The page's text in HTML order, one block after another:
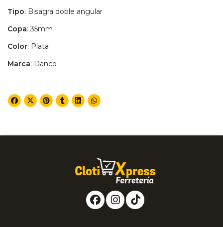
Tipo: Bisagra doble angular
Copa: 35mm
Color: Plata
Marca: Danco